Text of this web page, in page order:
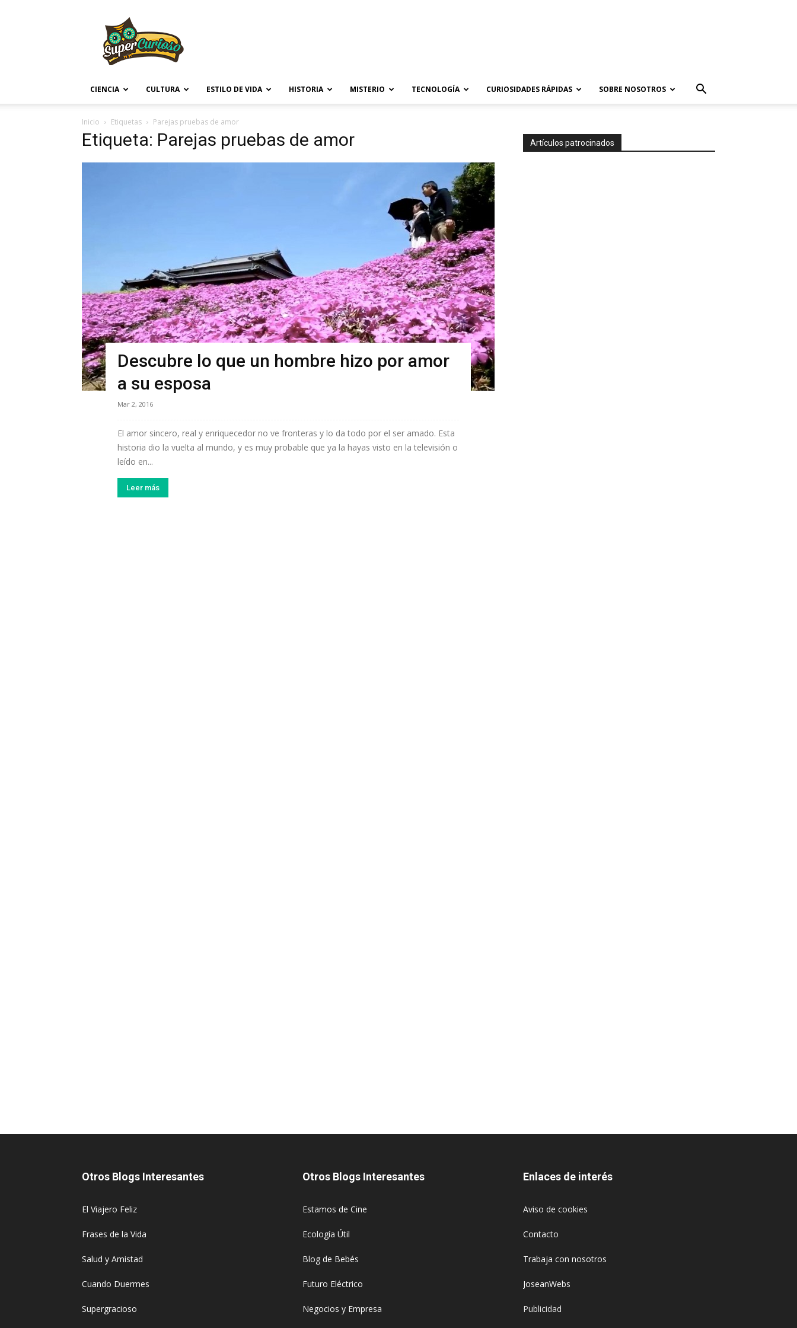
CIENCIA CULTURA ESTILO DE VIDA HISTORIA MISTERIO TECNOLOGÍA CURIOSIDADES RÁPIDAS SOBRE NOSOTROS
Inicio Etiquetas Parejas pruebas de amor
Etiqueta: Parejas pruebas de amor
Descubre lo que un hombre hizo por amor
a su esposa
Mar 2, 2016
El amor sincero, real y enriquecedor no ve fronteras y lo da todo por el ser amado. Esta
historia dio la vuelta al mundo, y es muy probable que ya la hayas visto en la televisión o
leído en...
Leer más
Artículos patrocinados
Otros Blogs Interesantes
El Viajero Feliz
Frases de la Vida
Salud y Amistad
Cuando Duermes
Supergracioso
Otros Blogs Interesantes
Estamos de Cine
Ecología Útil
Blog de Bebés
Futuro Eléctrico
Negocios y Empresa
Enlaces de interés
Aviso de cookies
Contacto
Trabaja con nosotros
JoseanWebs
Publicidad